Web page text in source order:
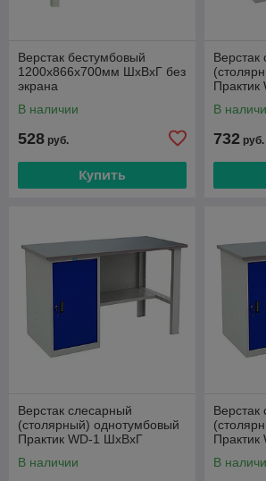
Верстак бестумбовый
1200x866x700мм ШxВxГ без
экрана
В наличии
528 руб.
Купить
Верстак
В
732 руб.
Верстак слесарный
(столярный) однотумбовый
Практик WD-1 ШxВxГ
В наличии
Верстак
В